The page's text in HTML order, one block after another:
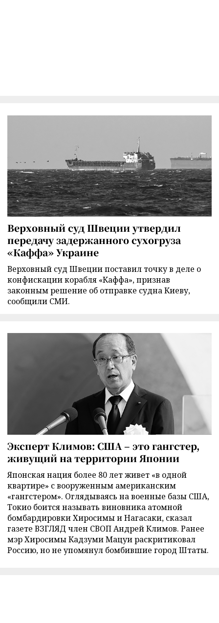
Верховный суд Швеции утвердил
передачу задержанного сухогруза
«Каффа» Украине
Верховный суд Швеции поставил точку в деле о
конфискации корабля «Каффа», признав
законным решение об отправке судна Киеву,
сообщили СМИ.
Эксперт Климов: США – это гангстер,
живущий на территории Японии
Японская нация более 80 лет живет «в одной
квартире» с вооруженным американским
«гангстером». Оглядываясь на военные базы США,
Токио боится называть виновника атомной
бомбардировки Хиросимы и Нагасаки, сказал
газете ВЗГЛЯД член СВОП Андрей Климов. Ранее
мэр Хиросимы Кадзуми Мацуи раскритиковал
Россию, но не упомянул бомбившие город Штаты.